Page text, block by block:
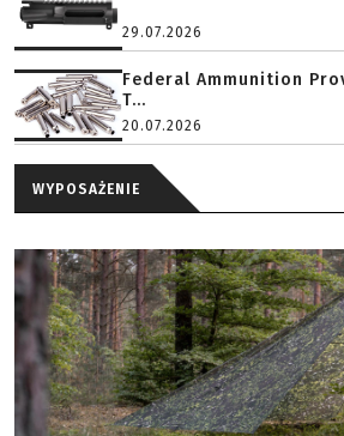
29.07.2026
Federal Ammunition
T...
20.07.2026
WYPOSAŻENIE